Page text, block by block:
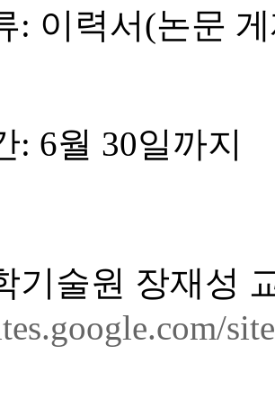
: 이력서(논문
: 6월 30일까지
기술원 장재성